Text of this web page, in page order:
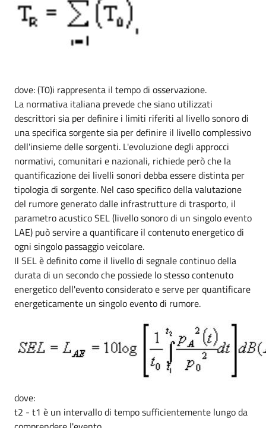
dove: (T0)i rappresenta il tempo di osservazione.
La normativa italiana prevede che siano utilizzati
descrittori sia per definire i limiti riferiti al livello sonoro di
una specifica sorgente sia per definire il livello complessivo
dell'insieme delle sorgenti. L'evoluzione degli approcci
normativi, comunitari e nazionali, richiede però che la
quantificazione dei livelli sonori debba essere distinta per
tipologia di sorgente. Nel caso specifico della valutazione
del rumore generato dalle infrastrutture di trasporto, il
parametro acustico SEL (livello sonoro di un singolo evento
LAE) può servire a quantificare il contenuto energetico di
ogni singolo passaggio veicolare.
Il SEL è definito come il livello di segnale continuo della
durata di un secondo che possiede lo stesso contenuto
energetico dell'evento considerato e serve per quantificare
energeticamente un singolo evento di rumore.
dove:
t2 - t1 è un intervallo di tempo sufficientemente lungo da